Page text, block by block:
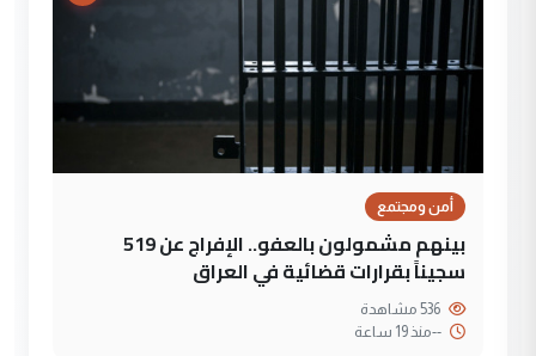
أمن ومجتمع
بينهم مشمولون بالعفو.. الإفراج عن 519
سجيناً بقرارات قضائية في العراق
--منذ 19 ساعة